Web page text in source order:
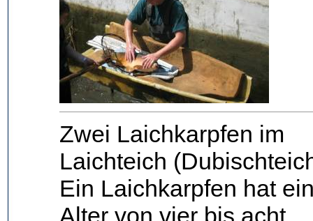
Zwei Laichkarpfen im
Laichteich
Ein Laichkarpfen hat
Alter von vier bis acht